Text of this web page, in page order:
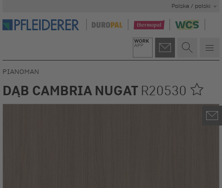
Polska / polski
PIANOMAN
DĄB CAMBRIA NUGAT R20530